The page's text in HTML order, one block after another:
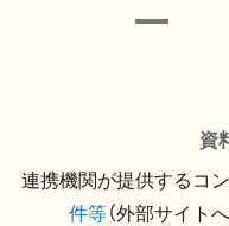
資
連携機関が提供するコン
件等（外部サイト